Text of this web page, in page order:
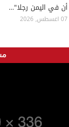
في اليمن رجلا"…
07 اغسطس, 2026